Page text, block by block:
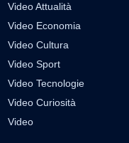
Video Attualità
Video Economia
Video Cultura
Video Sport
Video Tecnologie
Video Curiosità
Video